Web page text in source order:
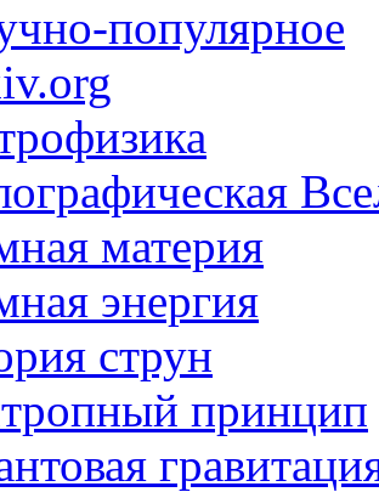
популярное
материя
энергия
струн
принцип